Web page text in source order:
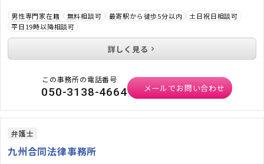
男性専門家在籍 無料相談可 最寄駅から徒歩5分以内
土日祝日相談可
平日19時以降相談可
詳しく見る
この事務所の電話番号
050-3138-4664 メールでお問い合わせ
弁護士
九州合同法律事務所